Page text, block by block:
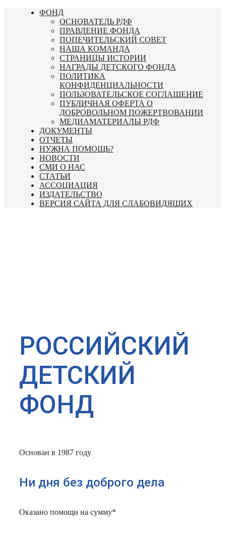
Перейти
ФОНД
ОСНОВАТЕЛЬ РДФ
ПРАВЛЕНИЕ ФОНДА
ПОПЕЧИТЕЛЬСКИЙ СОВЕТ
НАША КОМАНДА
СТРАНИЦЫ ИСТОРИИ
НАГРАДЫ ДЕТСКОГО ФОНДА
ПОЛИТИКА
КОНФИДЕНЦИАЛЬНОСТИ
ПОЛЬЗОВАТЕЛЬСКОЕ СОГЛАШЕНИЕ
ПУБЛИЧНАЯ ОФЕРТА О
ДОБРОВОЛЬНОМ ПОЖЕРТВОВАНИИ
МЕДИАМАТЕРИАЛЫ РДФ
ДОКУМЕНТЫ
ОТЧЕТЫ
НУЖНА ПОМОЩЬ?
НОВОСТИ
СМИ О НАС
СТАТЬИ
АССОЦИАЦИЯ
ИЗДАТЕЛЬСТВО
ВЕРСИЯ САЙТА ДЛЯ СЛАБОВИДЯЩИХ
РОССИЙСКИЙ
ДЕТСКИЙ
ФОНД
Основан в 1987 году
Ни дня без доброго дела
Оказано помощи на сумму*